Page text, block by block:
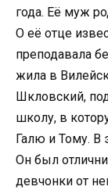
года. Её муж
О её отце
преподавала
жила в
Шкловский,
школу, в
Галю и Тому. В
Он был
девчонки от